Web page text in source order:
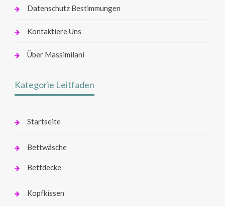
Datenschutz Bestimmungen
Kontaktiere Uns
Über Massimilani
Kategorie Leitfaden
Startseite
Bettwäsche
Bettdecke
Kopfkissen